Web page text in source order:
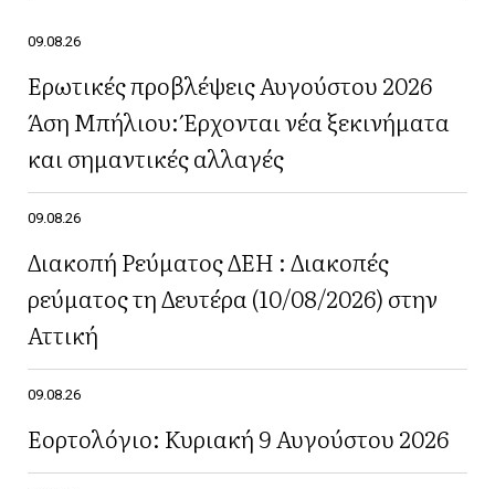
09.08.26
Ερωτικές προβλέψεις Αυγούστου 2026
Άση Μπήλιου: Έρχονται νέα ξεκινήματα
και σημαντικές αλλαγές
09.08.26
Διακοπή Ρεύματος ΔΕΗ : Διακοπές
ρεύματος τη Δευτέρα (10/08/2026) στην
Αττική
09.08.26
Εορτολόγιο: Κυριακή 9 Αυγούστου 2026